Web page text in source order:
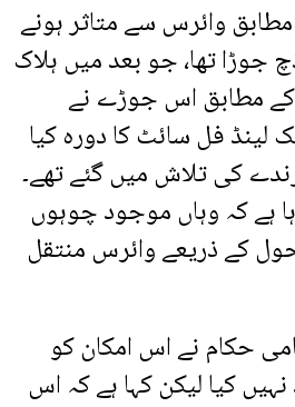
وائرس سے متاثر ہونے
جوڑا تھا، جو بعد میں ہلاک
کے مطابق اس جوڑے نے
لینڈ فل سائٹ کا دورہ کیا
کی تلاش میں گئے تھے۔
ہے کہ وہاں موجود چوہوں
کے ذریعے وائرس منتقل
حکام نے اس امکان کو
کیا لیکن کہا ہے کہ اس